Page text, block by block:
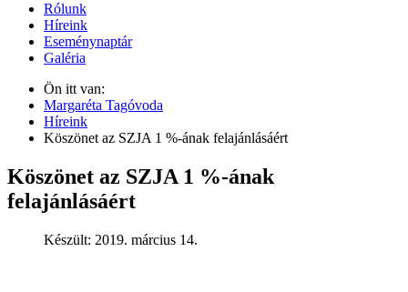
Rólunk
Híreink
Eseménynaptár
Galéria
Ön itt van:
Margaréta Tagóvoda
Híreink
Köszönet az SZJA 1 %-ának felajánlásáért
Köszönet az SZJA 1 %-ának
felajánlásáért
Készült: 2019. március 14.